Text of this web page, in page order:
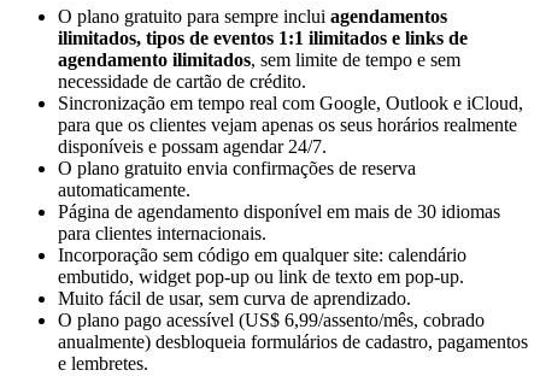
O plano gratuito para sempre inclui agendamentos
ilimitados, tipos de eventos 1:1 ilimitados e links de
agendamento ilimitados, sem limite de tempo e sem
necessidade de cartão de crédito.
Sincronização em tempo real com Google, Outlook e iCloud,
para que os clientes vejam apenas os seus horários realmente
disponíveis e possam agendar 24/7.
O plano gratuito envia confirmações de reserva
automaticamente.
Página de agendamento disponível em mais de 30 idiomas
para clientes internacionais.
Incorporação sem código em qualquer site: calendário
embutido, widget pop-up ou link de texto em pop-up.
Muito fácil de usar, sem curva de aprendizado.
O plano pago acessível (US$ 6,99/assento/mês, cobrado
anualmente) desbloqueia formulários de cadastro, pagamentos
e lembretes.